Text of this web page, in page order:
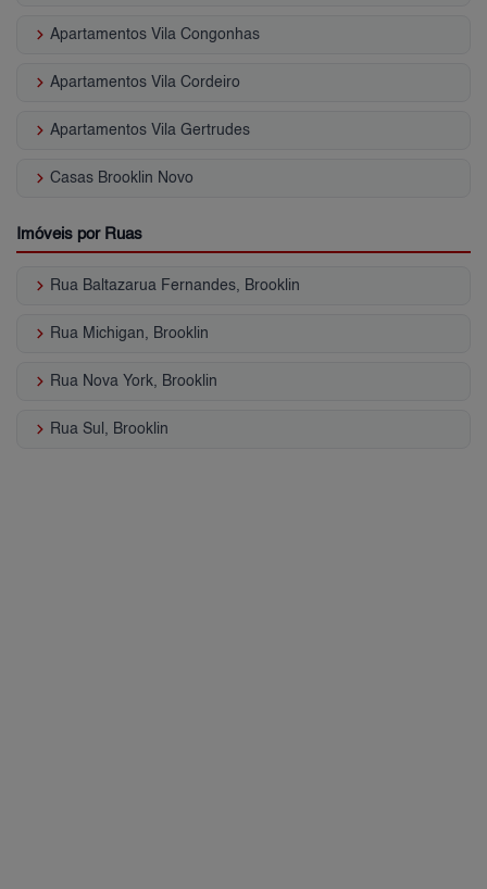
keyboard_arrow_right Apartamentos Vila Congonhas
keyboard_arrow_right Apartamentos Vila Cordeiro
keyboard_arrow_right Apartamentos Vila Gertrudes
keyboard_arrow_right Casas Brooklin Novo
Imóveis por Ruas
keyboard_arrow_right Rua Baltazarua Fernandes, Brooklin
keyboard_arrow_right Rua Michigan, Brooklin
keyboard_arrow_right Rua Nova York, Brooklin
keyboard_arrow_right Rua Sul, Brooklin